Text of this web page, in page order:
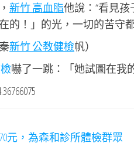
新竹 高血脂他說：“看見
的！」的光，一切的苦守
新竹 公教健檢帆）
嚇了一跳：「她試圖在我
元，為森和診所體檢群眾